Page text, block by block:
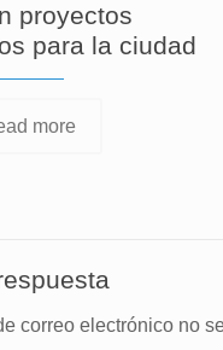
proyectos
para la ciudad
more
correo electrónico no